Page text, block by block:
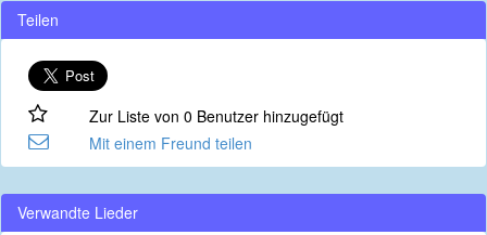
Teilen
Zur Liste von 0 Benutzer hinzugefügt
Mit einem Freund teilen
Verwandte Lieder